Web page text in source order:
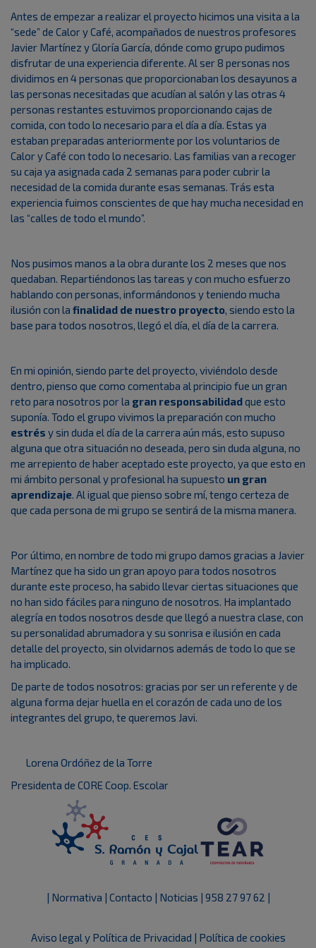
Antes de empezar a realizar el proyecto hicimos una visita a la
“sede” de Calor y Café, acompañados de nuestros profesores
Javier Martínez y Gloría García, dónde como grupo pudimos
disfrutar de una experiencia diferente. Al ser 8 personas nos
dividimos en 4 personas que proporcionaban los desayunos a
las personas necesitadas que acudían al salón y las otras 4
personas restantes estuvimos proporcionando cajas de
comida, con todo lo necesario para el día a día. Estas ya
estaban preparadas anteriormente por los voluntarios de
Calor y Café con todo lo necesario. Las familias van a recoger
su caja ya asignada cada 2 semanas para poder cubrir la
necesidad de la comida durante esas semanas. Trás esta
experiencia fuimos conscientes de que hay mucha necesidad en
las “calles de todo el mundo”.
Nos pusimos manos a la obra durante los 2 meses que nos
quedaban. Repartiéndonos las tareas y con mucho esfuerzo
hablando con personas, informándonos y teniendo mucha
ilusión con la finalidad de nuestro proyecto, siendo esto la
base para todos nosotros, llegó el día, el día de la carrera.
En mi opinión, siendo parte del proyecto, viviéndolo desde
dentro, pienso que como comentaba al principio fue un gran
reto para nosotros por la gran responsabilidadque esto
suponía. Todo el grupo vivimos la preparación con mucho
estrés y sin duda el día de la carrera aún más, esto supuso
alguna que otra situación no deseada, pero sin duda alguna, no
me arrepiento de haber aceptado este proyecto, ya que esto en
mi ámbito personal y profesional ha supuesto un gran
aprendizaje. Al igual que pienso sobre mí, tengo certeza de
que cada persona de mi grupo se sentirá de la misma manera.
Por último, en nombre de todo mi grupo damos gracias a Javier
Martínez que ha sido un gran apoyo para todos nosotros
durante este proceso, ha sabido llevar ciertas situaciones que
no han sido fáciles para ninguno de nosotros. Ha implantado
alegría en todos nosotros desde que llegó a nuestra clase, con
su personalidad abrumadora y su sonrisa e ilusión en cada
detalle del proyecto, sin olvidarnos además de todo lo que se
ha implicado.
De parte de todos nosotros: gracias por ser un referente y de
alguna forma dejar huella en el corazón de cada uno de los
integrantes del grupo, te queremos Javi.
Lorena Ordóñez de la Torre
Presidenta de CORE Coop. Escolar
| Normativa | Contacto | Noticias | 958 27 97 62 |
Aviso legal y Política de Privacidad
Política de cookies